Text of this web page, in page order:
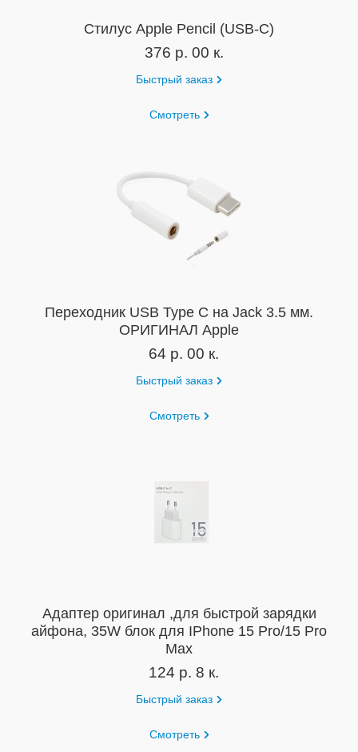
Cтилус Apple Pencil (USB-C)
376 р. 00 к.
Быстрый заказ
Смотреть
Переходник USB Type C на Jack 3.5 мм.
ОРИГИНАЛ Apple
64 р. 00 к.
Быстрый заказ
Смотреть
Адаптер оригинал ,для быстрой зарядки
айфона, 35W блок для IPhone 15 Pro/15 Pro
Max
124 р. 8 к.
Быстрый заказ
Смотреть